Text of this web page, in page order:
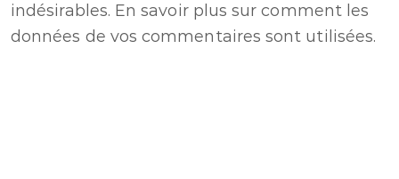
indésirables. En savoir plus sur comment les
données de vos commentaires sont utilisées.